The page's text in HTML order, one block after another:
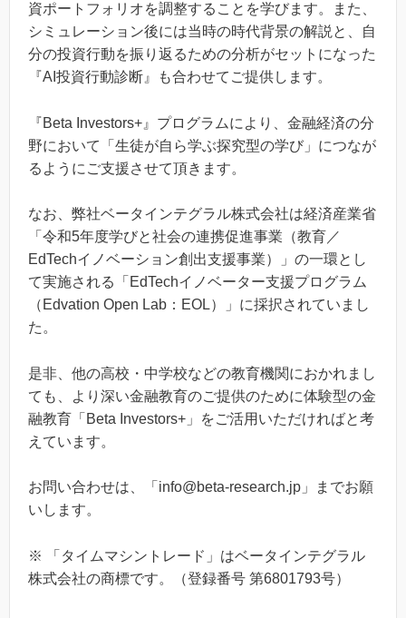
資ポートフォリオを調整することを学びます。また、
シミュレーション後には当時の時代背景の解説と、自
分の投資行動を振り返るための分析がセットになった
『AI投資行動診断』も合わせてご提供します。
『Beta Investors+』プログラムにより、金融経済の分
野において「生徒が自ら学ぶ探究型の学び」につなが
るようにご支援させて頂きます。
なお、弊社ベータインテグラル株式会社は経済産業省
「令和5年度学びと社会の連携促進事業（教育／
EdTechイノベーション創出⽀援事業）」の一環とし
て実施される「EdTechイノベーター⽀援プログラム
（Edvation Open Lab：EOL）」に採択されていまし
た。
是非、他の高校・中学校などの教育機関におかれまし
ても、より深い金融教育のご提供のために体験型の金
融教育「Beta Investors+」をご活用いただければと考
えています。
お問い合わせは、「info@beta-research.jp」までお願
いします。
※ 「タイムマシントレード」はベータインテグラル
株式会社の商標です。（登録番号 第6801793号）